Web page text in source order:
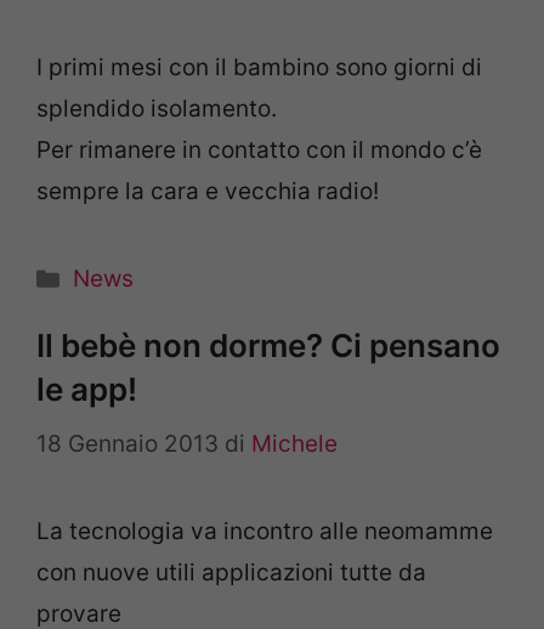
I primi mesi con il bambino sono giorni di
splendido isolamento.
Per rimanere in contatto con il mondo c’è
sempre la cara e vecchia radio!
Categorie
News
Il bebè non dorme? Ci pensano
le app!
18 Gennaio 2013 di Michele
La tecnologia va incontro alle neomamme
con nuove utili applicazioni tutte da
provare